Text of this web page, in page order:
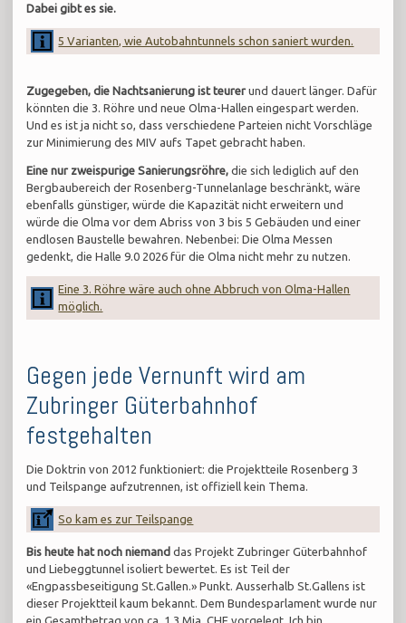
Dabei gibt es sie.
5 Varianten, wie Autobahntunnels schon saniert wurden.
Zugegeben, die Nachtsanierung ist teurer und dauert länger. Dafür
könnten die 3. Röhre und neue Olma-Hallen eingespart werden.
Und es ist ja nicht so, dass verschiedene Parteien nicht Vorschläge
zur Minimierung des MIV aufs Tapet gebracht haben.
Eine nur zweispurige Sanierungsröhre, die sich lediglich auf den
Bergbaubereich der Rosenberg-Tunnelanlage beschränkt, wäre
ebenfalls günstiger, würde die Kapazität nicht erweitern und
würde die Olma vor dem Abriss von 3 bis 5 Gebäuden und einer
endlosen Baustelle bewahren. Nebenbei: Die Olma Messen
gedenkt, die Halle 9.0 2026 für die Olma nicht mehr zu nutzen.
Eine 3. Röhre wäre auch ohne Abbruch von Olma-Hallen
möglich.
Gegen jede Vernunft wird am
Zubringer Güterbahnhof
festgehalten
Die Doktrin von 2012 funktioniert: die Projektteile Rosenberg 3
und Teilspange aufzutrennen, ist offiziell kein Thema.
So kam es zur Teilspange
Bis heute hat noch niemand das Projekt Zubringer Güterbahnhof
und Liebeggtunnel isoliert bewertet. Es ist Teil der
«Engpassbeseitigung St.Gallen.» Punkt. Ausserhalb St.Gallens ist
dieser Projektteil kaum bekannt. Dem Bundesparlament wurde nur
ein Gesamtbetrag von ca. 1.3 Mia. CHF vorgelegt. Ich bin